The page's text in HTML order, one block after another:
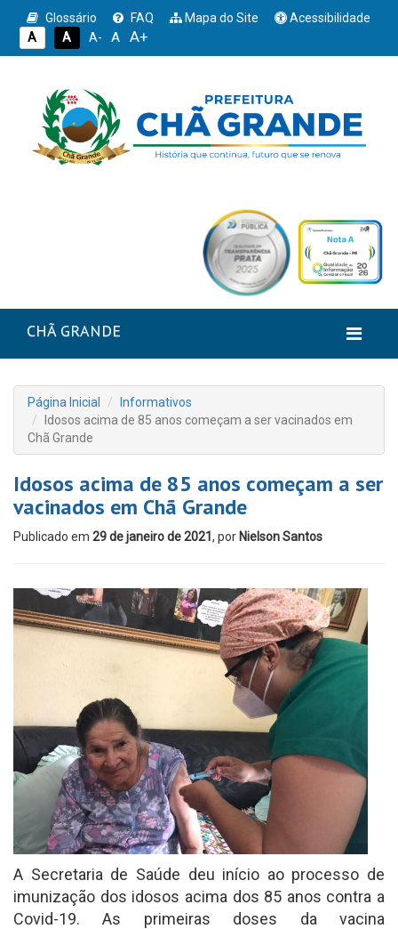
Glossário FAQ Mapa do Site
Acessibilidade
A
A A- A A+
CHÃ GRANDE
Página Inicial
Informativos
Idosos acima de 85 anos começam a ser vacinados em
Chã Grande
Idosos acima de 85 anos começam a ser
vacinados em Chã Grande
Publicado em 29 de janeiro de 2021 , por Nielson Santos
A Secretaria de Saúde deu início ao processo de
imunização dos idosos acima dos 85 anos contra a
Covid-19. As primeiras doses da vacina